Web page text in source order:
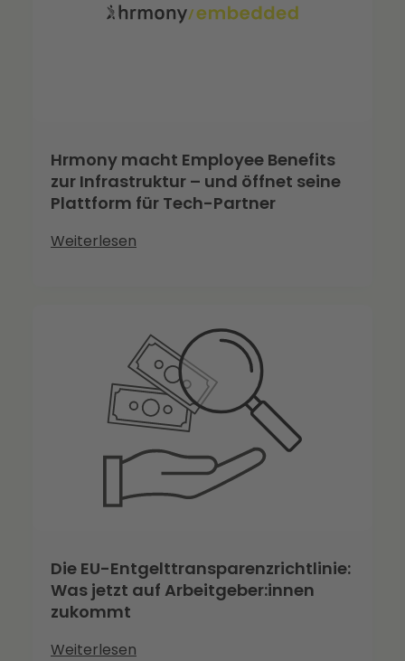
Hrmony macht Employee Benefits
zur Infrastruktur – und öffnet seine
Plattform für Tech-Partner
Weiterlesen
Die EU-Entgelttransparenzrichtlinie:
Was jetzt auf Arbeitgeber:innen
zukommt
Weiterlesen